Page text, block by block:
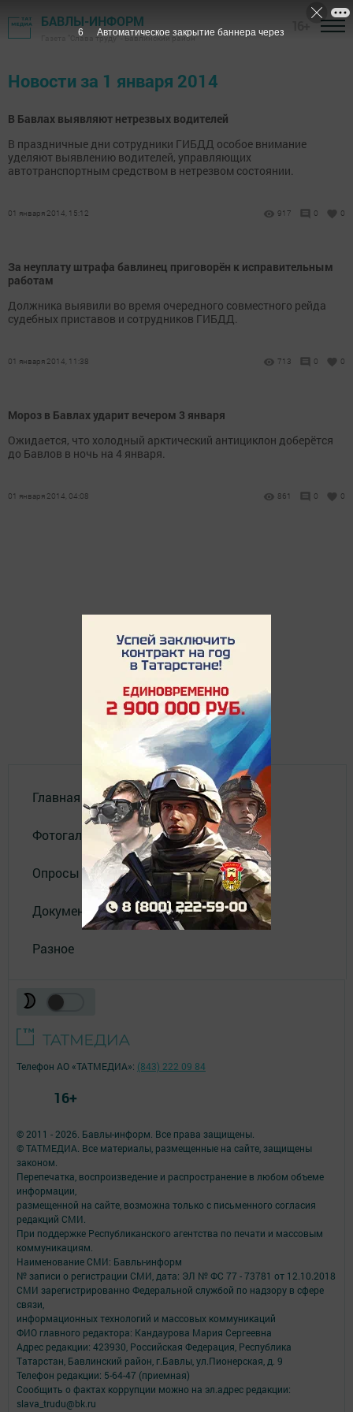
БАВЛЫ-ИНФОРМ
Газета "Слава труду" - Бавлинский район
Новости за 1 января 2014
В Бавлах выявляют нетрезвых водителей
В праздничные дни сотрудники ГИБДД особое внимание
уделяют выявлению водителей, управляющих
автотранспортным средством в нетрезвом состоянии.
01 января 2014, 15:12 917 0 0
За неуплату штрафа бавлинец приговорён к исправительным
работам
Должника выявили во время очередного совместного рейда
судебных приставов и сотрудников ГИБДД.
01 января 2014, 11:38 713 0 0
Мороз в Бавлах ударит вечером 3 января
Ожидается, что холодный арктический антициклон доберётся
до Бавлов в ночь на 4 января.
01 января 2014, 04:08 861 0 0
Главная
Фотогалереи
Опросы
Документы
Разное
© 2011 - 2026. Бавлы-информ. Все права защищены.
© ТАТМЕДИА. Все материалы, размещенные на сайте, защищены
законом.
Перепечатка, воспроизведение и распространение в любом объеме
информации,
размещенной на сайте, возможна только с письменного согласия
редакций СМИ.
При поддержке Республиканского агентства по печати и массовым
коммуникациям.
Наименование СМИ: Бавлы-информ
№ записи о регистрации СМИ, дата: ЭЛ № ФС 77 - 73781 от 12.10.2018
СМИ зарегистрированно Федеральной службой по надзору в сфере
связи,
информационных технологий и массовых коммуникаций
ФИО главного редактора: Кандаурова Мария Сергеевна
Адрес редакции: 423930, Российская Федерация, Республика
Татарстан, Бавлинский район, г.Бавлы, ул.Пионерская, д. 9
Телефон редакции: 5-64-47 (приемная)
Сообщить о фактах коррупции можно на эл.адрес редакции:
slava_trudu@bk.ru
Телефон АО «ТАТМЕДИА»: (843) 222 09 84
16+
6 Автоматическое закрытие баннера через